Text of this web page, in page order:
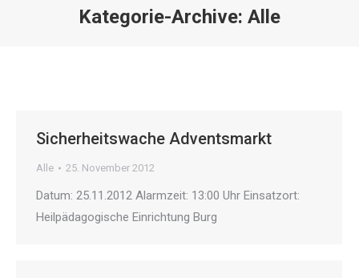
Kategorie-Archive: Alle
Sicherheitswache Adventsmarkt
Alle 25. November 2012
Datum: 25.11.2012 Alarmzeit: 13:00 Uhr Einsatzort:
Heilpädagogische Einrichtung Burg